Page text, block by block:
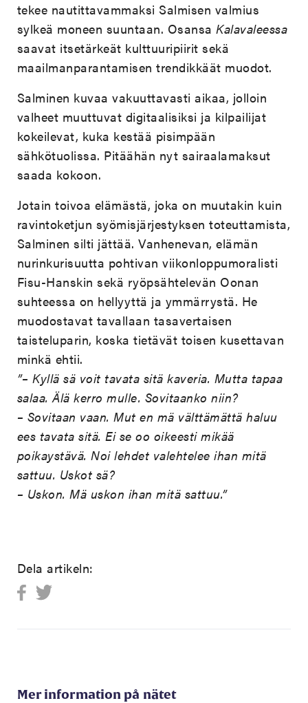
tekee nautittavammaksi Salmisen valmius
sylkeä moneen suuntaan. OsansaKalavaleessa
saavat itsetärkeät kulttuuripiirit sekä
maailmanparantamisen trendikkäät muodot.
Salminen kuvaa vakuuttavasti aikaa, jolloin
valheet muuttuvat digitaalisiksi ja kilpailijat
kokeilevat, kuka kestää pisimpään
sähkötuolissa. Pitäähän nyt sairaalamaksut
saada kokoon.
Jotain toivoa elämästä, joka on muutakin kuin
ravintoketjun syömisjärjestyksen toteuttamista,
Salminen silti jättää. Vanhenevan, elämän
nurinkurisuutta pohtivan viikonloppumoralisti
Fisu-Hanskin sekä ryöpsähtelevän Oonan
suhteessa on hellyyttä ja ymmärrystä. He
muodostavat tavallaan tasavertaisen
taisteluparin, koska tietävät toisen kusettavan
minkä ehtii.
”– Kyllä sä voit tavata sitä kaveria. Mutta tapaa
salaa. Älä kerro mulle. Sovitaanko niin?
– Sovitaan vaan. Mut en mä välttämättä haluu
ees tavata sitä. Ei se oo oikeesti mikää
poikaystävä. Noi lehdet valehtelee ihan mitä
sattuu. Uskot sä?
– Uskon. Mä uskon ihan mitä sattuu.”
Dela artikeln:
Mer information på nätet